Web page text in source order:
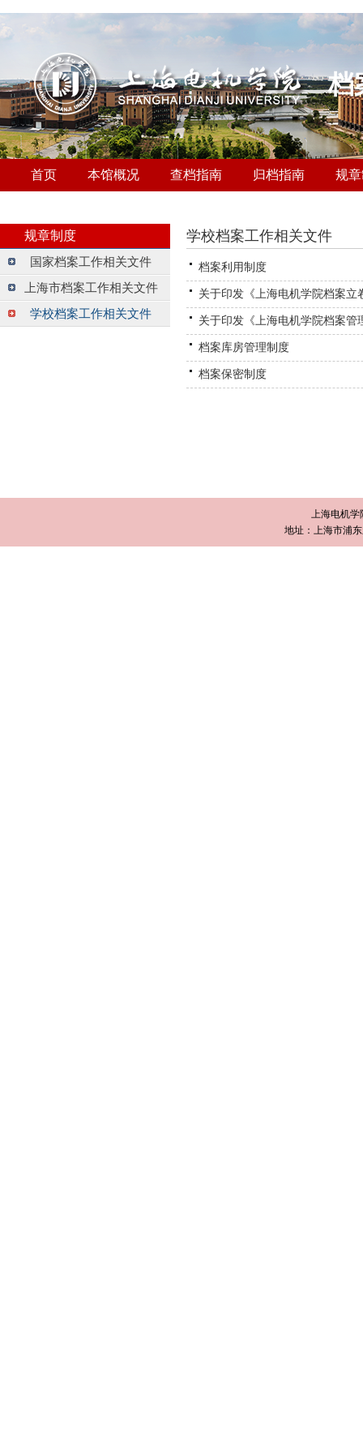
档
首页 本馆概况 查档指南 归档指南 规
规章制度
国家档案工作相关文件
上海市档案工作相关文件
学校档案工作相关文件
学校档案工作相关文件
档案利用制度
关于印发《上海电机学院档案
关于印发《上海电机学院档案管
档案库房管理制度
档案保密制度
上海电机
地址：上海市浦